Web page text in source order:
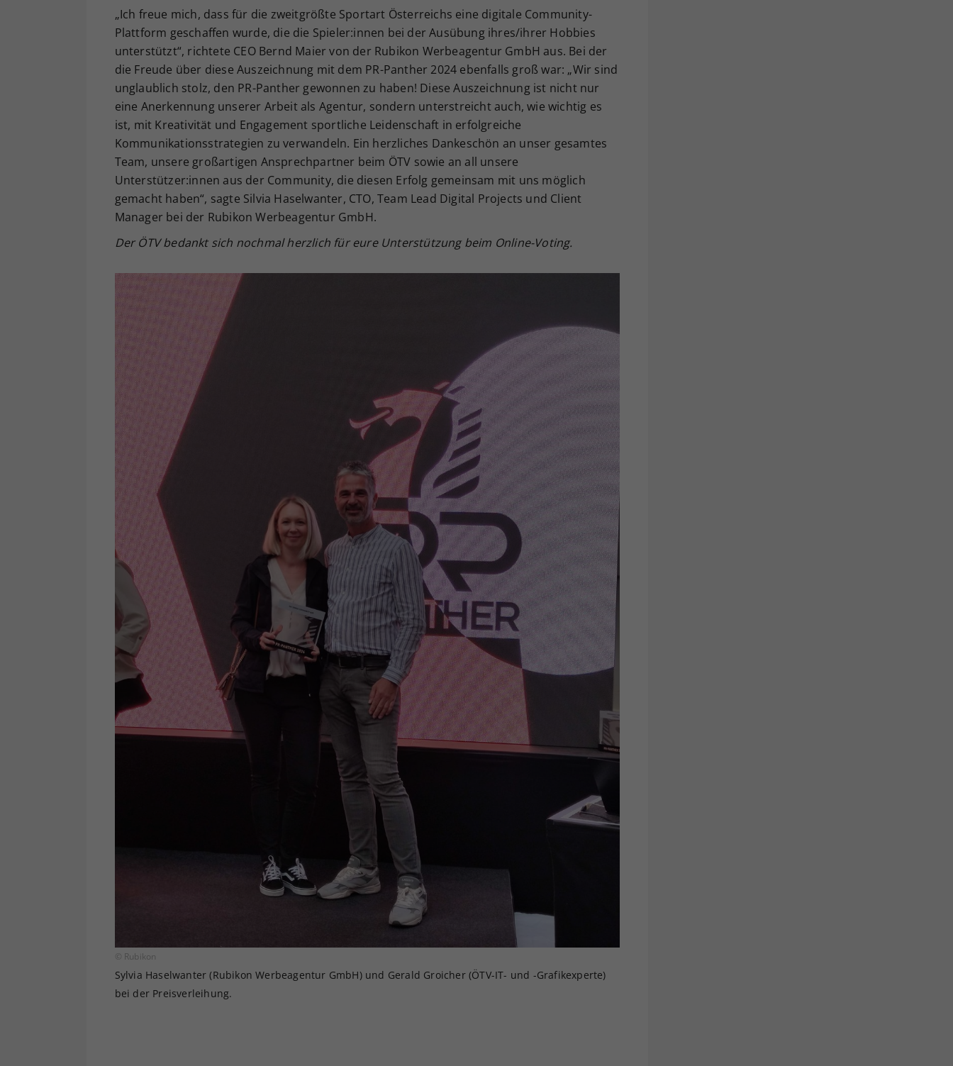
„Ich freue mich, dass für die zweitgrößte Sportart Österreichs eine digitale Community-
Plattform geschaffen wurde, die die Spieler:innen bei der Ausübung ihres/ihrer Hobbies
unterstützt“, richtete CEO Bernd Maier von der Rubikon Werbeagentur GmbH aus. Bei der
die Freude über diese Auszeichnung mit dem PR-Panther 2024 ebenfalls groß war: „Wir sind
unglaublich stolz, den PR-Panther gewonnen zu haben! Diese Auszeichnung ist nicht nur
eine Anerkennung unserer Arbeit als Agentur, sondern unterstreicht auch, wie wichtig es
ist, mit Kreativität und Engagement sportliche Leidenschaft in erfolgreiche
Kommunikationsstrategien zu verwandeln. Ein herzliches Dankeschön an unser gesamtes
Team, unsere großartigen Ansprechpartner beim ÖTV sowie an all unsere
Unterstützer:innen aus der Community, die diesen Erfolg gemeinsam mit uns möglich
gemacht haben“, sagte Silvia Haselwanter, CTO, Team Lead Digital Projects und Client
Manager bei der Rubikon Werbeagentur GmbH.
Der ÖTV bedankt sich nochmal herzlich für eure Unterstützung beim Online-Voting.
© Rubikon
Sylvia Haselwanter (Rubikon Werbeagentur GmbH) und Gerald Groicher (ÖTV-IT- und -Grafikexperte)
bei der Preisverleihung.